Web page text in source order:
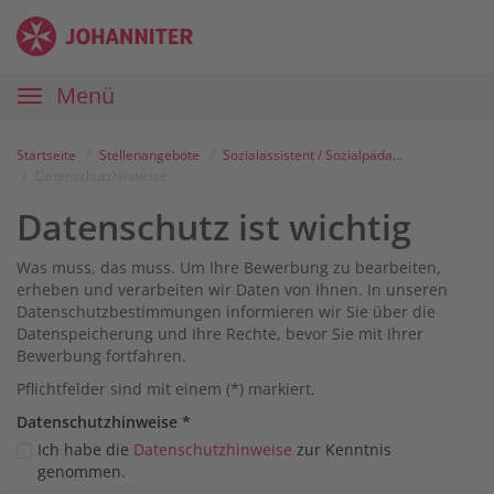
Zum
Inhalt
Anmelden
Zur
Navigation
Zur
Startseite
Karriereportal
Johanniter
Hauptnavigation
Menü
Startseite Stellenangebote
Sozialassistent / Sozialpädagoge (m/w/d) Flüchtlingsunterkunft Neu Wulmstorf / Rosengarten
Datenschutz ist wichtig
Was muss, das muss. Um Ihre Bewerbung zu bearbeiten,
erheben und verarbeiten wir Daten von Ihnen. In unseren
Datenschutzbestimmungen informieren wir Sie über die
Datenspeicherung und Ihre Rechte, bevor Sie mit Ihrer
Bewerbung fortfahren.
Pflichtfelder sind mit einem (*) markiert.
Datenschutz­hinweise *
Ich habe die Datenschutzhinweise zur Kenntnis
genommen.